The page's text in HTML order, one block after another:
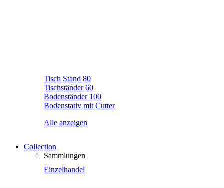
Tisch Stand 80
Tischständer 60
Bodenständer 100
Bodenstativ mit Cutter
Alle anzeigen
Collection
Sammlungen
Einzelhandel